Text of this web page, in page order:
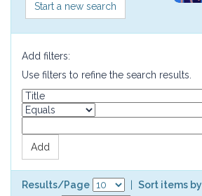
Start a new search
Add filters:
Use filters to refine the search results.
Results/Page
Sort items by